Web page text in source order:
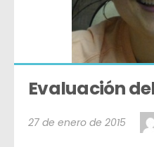
Evaluación
27 de enero de 2015